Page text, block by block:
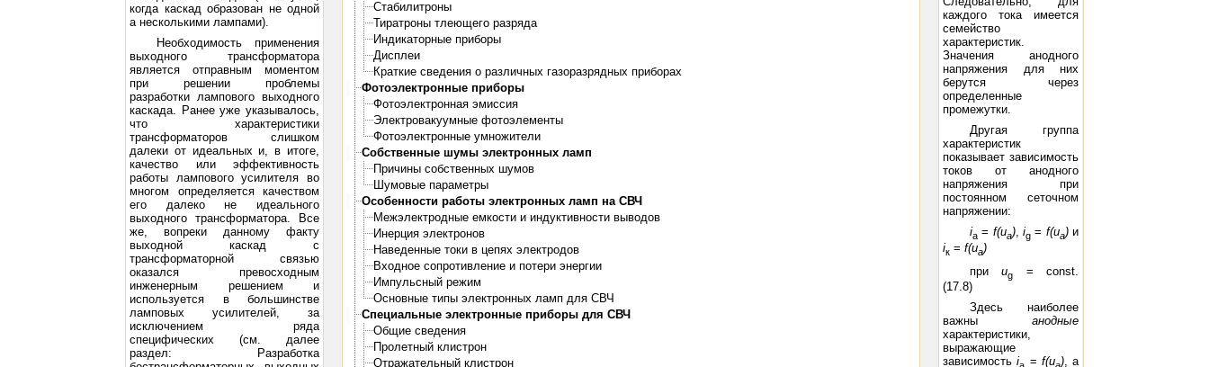
когда каскад образован не одной
а несколькими лампами).
Необходимость применения
выходного трансформатора
является отправным моментом
при решении проблемы
разработки лампового выходного
каскада. Ранее уже указывалось,
что характеристики
трансформаторов слишком
далеки от идеальных и, в итоге,
качество или эффективность
работы лампового усилителя во
многом определяется качеством
его далеко не идеального
выходного трансформатора. Все
же, вопреки данному факту
выходной каскад с
трансформаторной связью
оказался превосходным
инженерным решением и
используется в большинстве
ламповых усилителей, за
исключением ряда
специфических (см. далее
раздел: Разработка
Стабилитроны
Тиратроны тлеющего разряда
Индикаторные приборы
Дисплеи
Краткие сведения о различных газоразрядных приборах
Фотоэлектронные приборы
Фотоэлектронная эмиссия
Электровакуумные фотоэлементы
Фотоэлектронные умножители
Собственные шумы электронных ламп
Причины собственных шумов
Шумовые параметры
Особенности работы электронных ламп на СВЧ
Межэлектродные емкости и индуктивности выводов
Инерция электронов
Наведенные токи в цепях электродов
Входное сопротивление и потери энергии
Импульсный режим
Основные типы электронных ламп для СВЧ
Специальные электронные приборы для СВЧ
Общие сведения
Пролетный клистрон
Отражательный клистрон
каждого тока имеется
семейство
характеристик.
Значения анодного
напряжения для них
берутся через
определенные
промежутки.
Другая группа
характеристик
показывает зависимость
токов от анодного
напряжения при
постоянном сеточном
напряжении:
iа = f(ua),ig = f(ua)и
iк = f(ua)
приug
= const.
(17.8)
Здесь наиболее
важны анодные
характеристики,
выражающие
зависимостьi = f(u ), а